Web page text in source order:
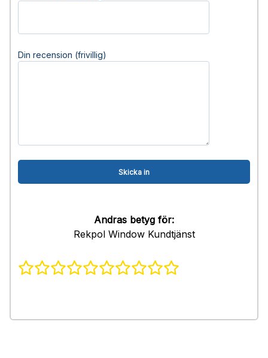
Din recension (frivillig)
Andras betyg för:
Rekpol Window Kundtjänst